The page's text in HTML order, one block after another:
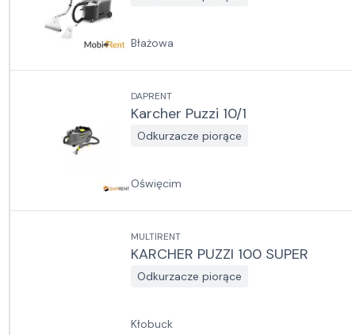
Błażowa
DAPRENT
Karcher Puzzi 10/1
Odkurzacze piorące
Oświęcim
MULTIRENT
KARCHER PUZZI 100 SUPER
Odkurzacze piorące
Kłobuck